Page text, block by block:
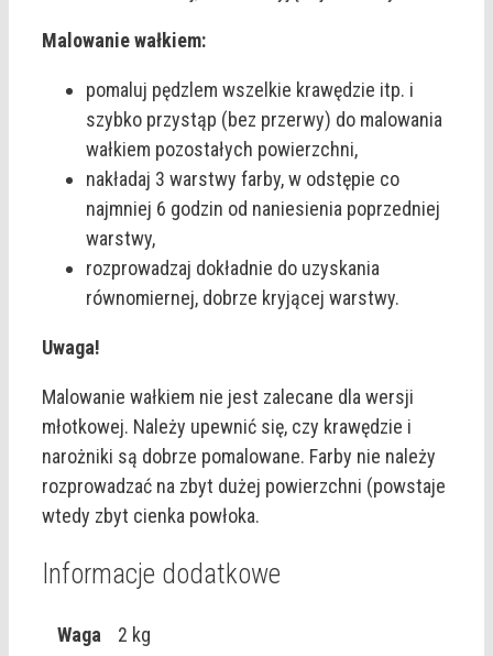
Malowanie wałkiem:
pomaluj pędzlem wszelkie krawędzie itp. i
szybko przystąp (bez przerwy) do malowania
wałkiem pozostałych powierzchni,
nakładaj 3 warstwy farby, w odstępie co
najmniej 6 godzin od naniesienia poprzedniej
warstwy,
rozprowadzaj dokładnie do uzyskania
równomiernej, dobrze kryjącej warstwy.
Uwaga!
Malowanie wałkiem nie jest zalecane dla wersji
młotkowej. Należy upewnić się, czy krawędzie i
narożniki są dobrze pomalowane. Farby nie należy
rozprowadzać na zbyt dużej powierzchni (powstaje
wtedy zbyt cienka powłoka.
Informacje dodatkowe
Waga
2 kg